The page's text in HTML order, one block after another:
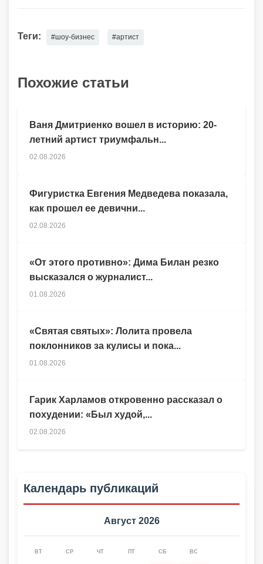
Теги: #шоу-бизнес #артист
Похожие статьи
Гарик Харламов откровенно рассказал о
похудении: «Был худой,...
02.08.2026
Ваня Дмитриенко вошел в историю: 20-
летний артист триумфальн...
02.08.2026
Фигуристка Евгения Медведева показала,
как прошел ее девични...
02.08.2026
«От этого противно»: Дима Билан резко
высказался о журналист...
01.08.2026
«Святая святых»: Лолита провела
поклонников за кулисы и пока...
01.08.2026
Календарь публикаций
Август 2026
ВТ СР ЧТ ПТ СБ ВС